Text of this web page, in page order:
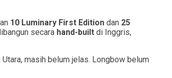
10 Luminary First Edition dan 25
secara hand-built di Inggris,
masih belum jelas. Longbow belum